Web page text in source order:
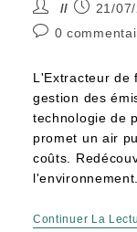
21/
0
L'Extracteur de
gestion des
technologie de
promet un air
coûts.
l'environnement.
Continuer La